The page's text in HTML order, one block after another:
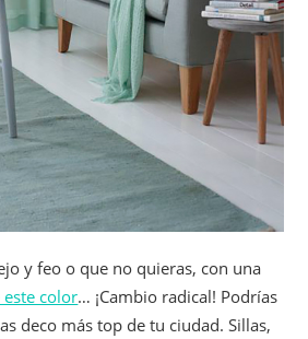
y feo o que no quieras, con una
color… ¡Cambio radical! Podrías
deco más top de tu ciudad. Sillas,